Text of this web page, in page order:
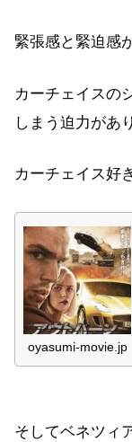
緊張感と緊迫感
カーチェイスの
しまう迫力があ
カーチェイス好
oyasumi-movie.jp
そしてベネツィ